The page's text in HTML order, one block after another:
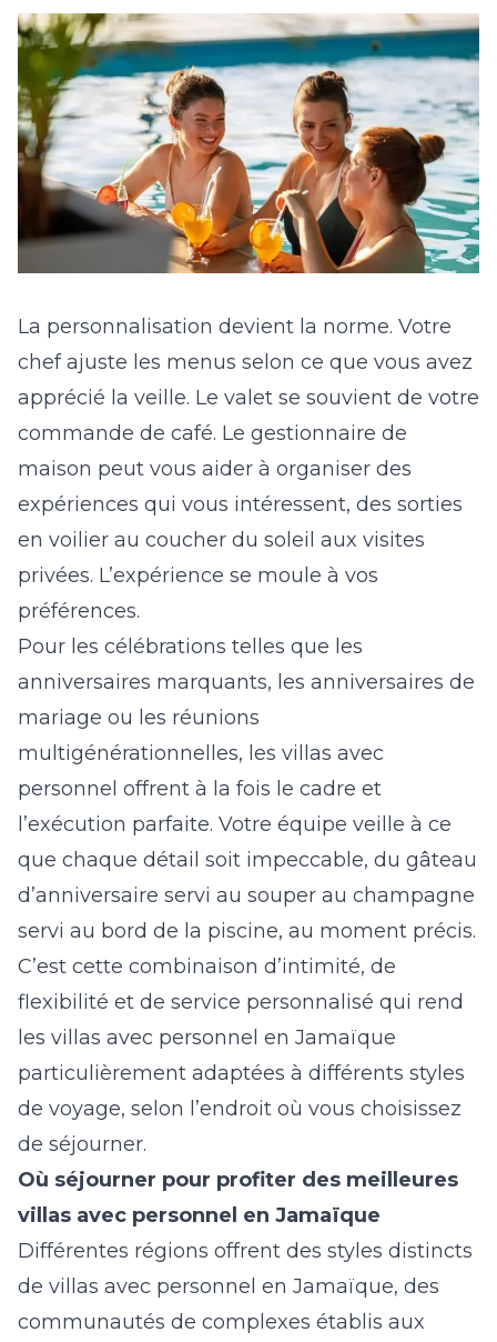
La personnalisation devient la norme. Votre
chef ajuste les menus selon ce que vous avez
apprécié la veille. Le valet se souvient de votre
commande de café. Le gestionnaire de
maison peut vous aider à organiser des
expériences qui vous intéressent, des sorties
en voilier au coucher du soleil aux visites
privées. L’expérience se moule à vos
préférences.
Pour les célébrations telles que les
anniversaires marquants, les anniversaires de
mariage ou les réunions
multigénérationnelles, les villas avec
personnel offrent à la fois le cadre et
l’exécution parfaite. Votre équipe veille à ce
que chaque détail soit impeccable, du gâteau
d’anniversaire servi au souper au champagne
servi au bord de la piscine, au moment précis.
C’est cette combinaison d’intimité, de
flexibilité et de service personnalisé qui rend
les villas avec personnel en Jamaïque
particulièrement adaptées à différents styles
de voyage, selon l’endroit où vous choisissez
de séjourner.
Où séjourner pour profiter des meilleures
villas avec personnel en Jamaïque
Différentes régions offrent des styles distincts
de villas avec personnel en Jamaïque, des
communautés de complexes établis aux